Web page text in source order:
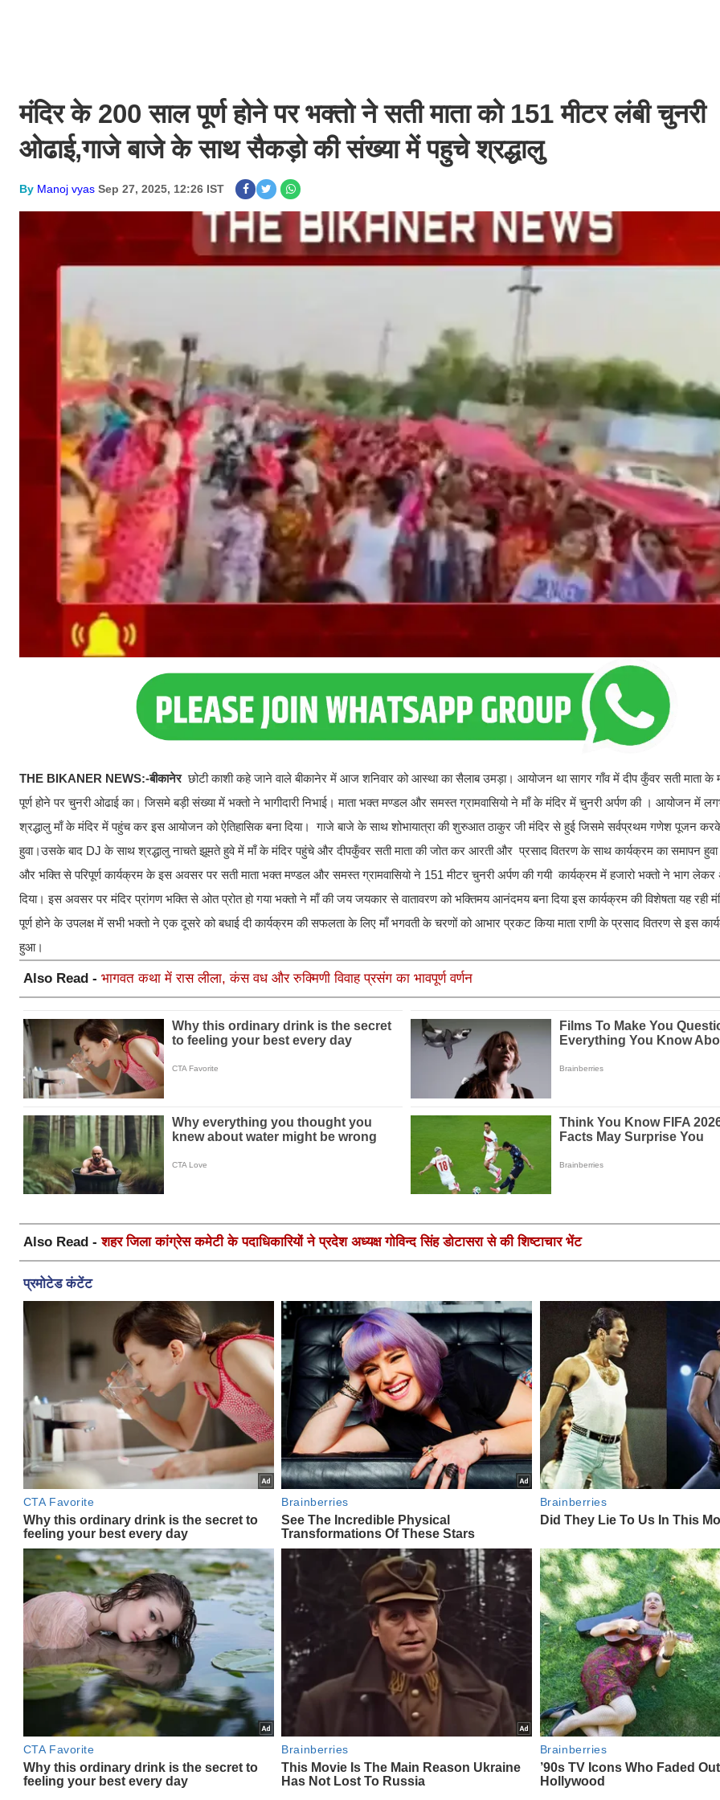
मंदिर के 200 साल पूर्ण होने पर भक्तो ने सती माता को 151 मीटर लंबी चुनरी
ओढाई,गाजे बाजे के साथ सैकड़ो की संख्या में पहुचे श्रद्धालु
By Manoj vyas Sep 27, 2025, 12:26 IST
THE BIKANER NEWS:-बीकानेरछोटी काशी कहे जाने वाले बीकानेर में आज शनिवार को आस्था का सैलाब उमड़ा। आयोजन था सागर गाँव में दीप कुँवर सती माता के
पूर्ण होने पर चुनरी ओढाई का। जिसमे बड़ी संख्या में भक्तो ने भागीदारी निभाई। माता भक्त मण्डल और समस्त ग्रामवासियो ने माँ के मंदिर में चुनरी अर्पण की । आयोजन में
श्रद्धालु माँ के मंदिर में पहुंच कर इस आयोजन को ऐतिहासिक बना दिया। गाजे बाजे के साथ शोभायात्रा की शुरुआत ठाकुर जी मंदिर से हुई जिसमे सर्वप्रथम गणेश पूजन
हुवा।उसके बाद DJ के साथ श्रद्धालु नाचते झूमते हुवे में माँ के मंदिर पहुंचे और दीपकुँवर सती माता की जोत कर आरती और प्रसाद वितरण के साथ कार्यक्रम का समापन
और भक्ति से परिपूर्ण कार्यक्रम के इस अवसर पर सती माता भक्त मण्डल और समस्त ग्रामवासियो ने 151 मीटर चुनरी अर्पण की गयी कार्यक्रम में हजारो भक्तो ने भाग लेकर
दिया। इस अवसर पर मंदिर प्रांगण भक्ति से ओत प्रोत हो गया भक्तो ने माँ की जय जयकार से वातावरण को भक्तिमय आनंदमय बना दिया इस कार्यक्रम की विशेषता यह रही
पूर्ण होने के उपलक्ष में सभी भक्तो ने एक दूसरे को बधाई दी कार्यक्रम की सफलता के लिए माँ भगवती के चरणों को आभार प्रकट किया माता राणी के प्रसाद वितरण से इस
हुआ।
Also Read - भागवत कथा में रास लीला, कंस वध और रुक्मिणी विवाह प्रसंग का भावपूर्ण वर्णन
Also Read -शहर जिला कांग्रेस कमेटी के पदाधिकारियों ने प्रदेश अध्यक्ष गोविन्द सिंह डोटासरा से की शिष्टाचार भेंट